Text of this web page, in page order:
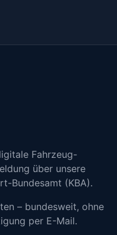
Fahrzeug-
über unsere
Bundesamt (KBA).
– bundesweit, ohne
per E-Mail.